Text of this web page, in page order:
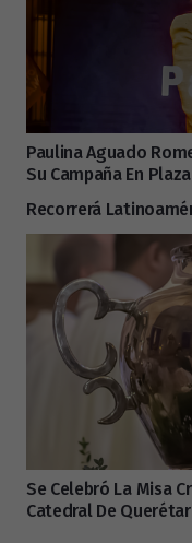
Paulina Aguado
Su Campaña En
Recorrerá
Se Celebró La Misa
Catedral De